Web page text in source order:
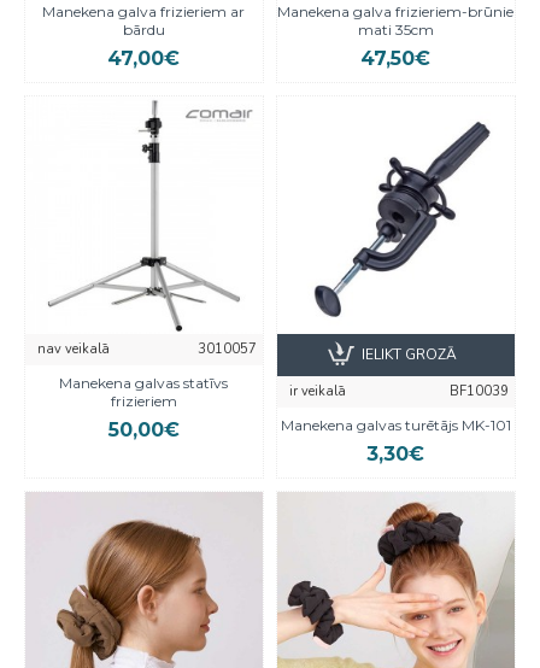
Manekena galva frizieriem ar
bārdu
47,00€
Manekena galva frizieriem-brūnie
mati 35cm
47,50€
nav veikalā
3010057
Manekena galvas statīvs
frizieriem
50,00€
ir veikalā
BF10039
Manekena galvas turētājs MK-101
3,30€
IELIKT GROZĀ